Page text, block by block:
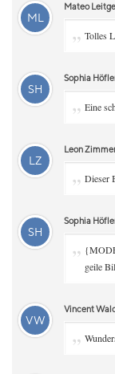
ML
Mateo
„ Tolles
SH
Sophia
„ Eine
LZ
Leon
„ Dieser
SH
Sophia
„
geile
VW
Vincent
„